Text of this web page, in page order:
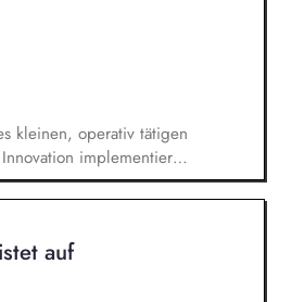
Themen ein.
kleinen, operativ tätigen
implementiert.
und
Sie übersetzen
entlang unserer
auf